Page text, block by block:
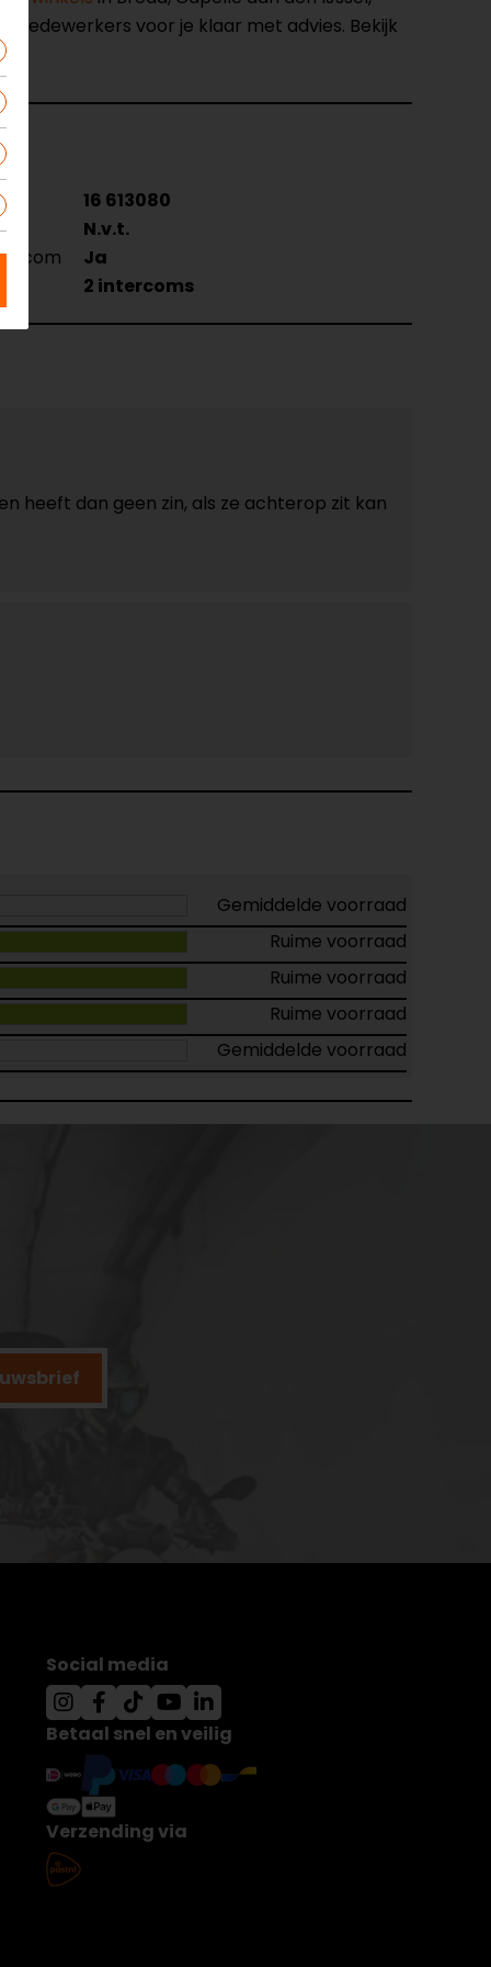
voor je klaar met advies. Bekijk
16 613080
N.v.t.
Ja
2 intercoms
heeft dan geen zin, als ze achterop zit kan
Gemiddelde voorraad
Ruime voorraad
Ruime voorraad
Ruime voorraad
Gemiddelde voorraad
Social media
Betaal snel en veilig
Verzending via